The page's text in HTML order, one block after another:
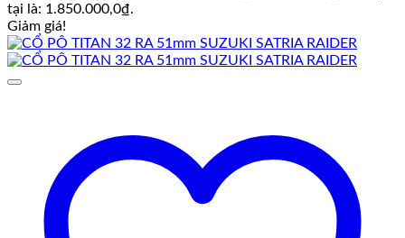
tại là: 1.850.000,0₫.
Giảm giá!